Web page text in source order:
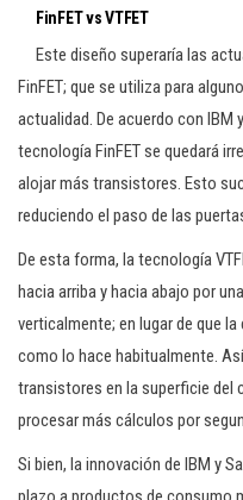
FinFET vs VTFET
Este diseño superaría las
FinFET; que se utiliza para
actualidad. De acuerdo con IBM
tecnología FinFET se quedará
alojar más transistores. Esto
reduciendo el paso de las
De esta forma, la tecnología
hacia arriba y hacia abajo por
verticalmente; en lugar de que
como lo hace habitualmente.
transistores en la superficie del
procesar más cálculos por
Si bien, la innovación de IBM y